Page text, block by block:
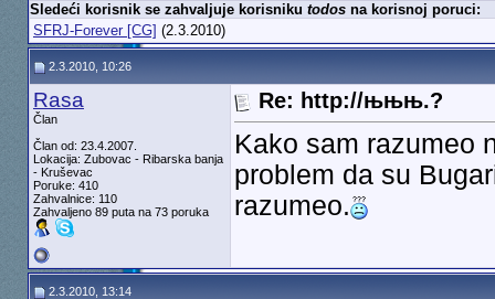
Sledeći korisnik se zahvaljuje korisniku todosna korisnoj poruci:
SFRJ-Forever [CG] (2.3.2010)
2.3.2010, 10:26
Rasa
Član
Član od: 23.4.2007.
Lokacija: Zubovac - Ribarska banja
- Kruševac
Poruke: 410
Zahvalnice: 110
Zahvaljeno 89 puta na 73 poruka
Re: http://њњњ.?
Kako sam razumeo
problem da su
razumeo.
2.3.2010, 13:14